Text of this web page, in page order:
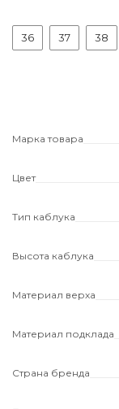
36 37 38
Марка товара
Цвет
Тип каблука
Высота каблука
Материал верха
Материал подклада
Страна бренда